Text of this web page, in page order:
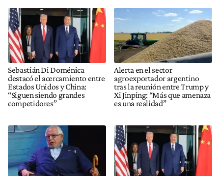
Sebastián Di Doménica
destacó el acercamiento entre
Estados Unidos y China:
“Siguen siendo grandes
competidores”
Alerta en el sector
agroexportador argentino
tras la reunión entre Trump y
Xi Jinping: “Más que amenaza
es una realidad”